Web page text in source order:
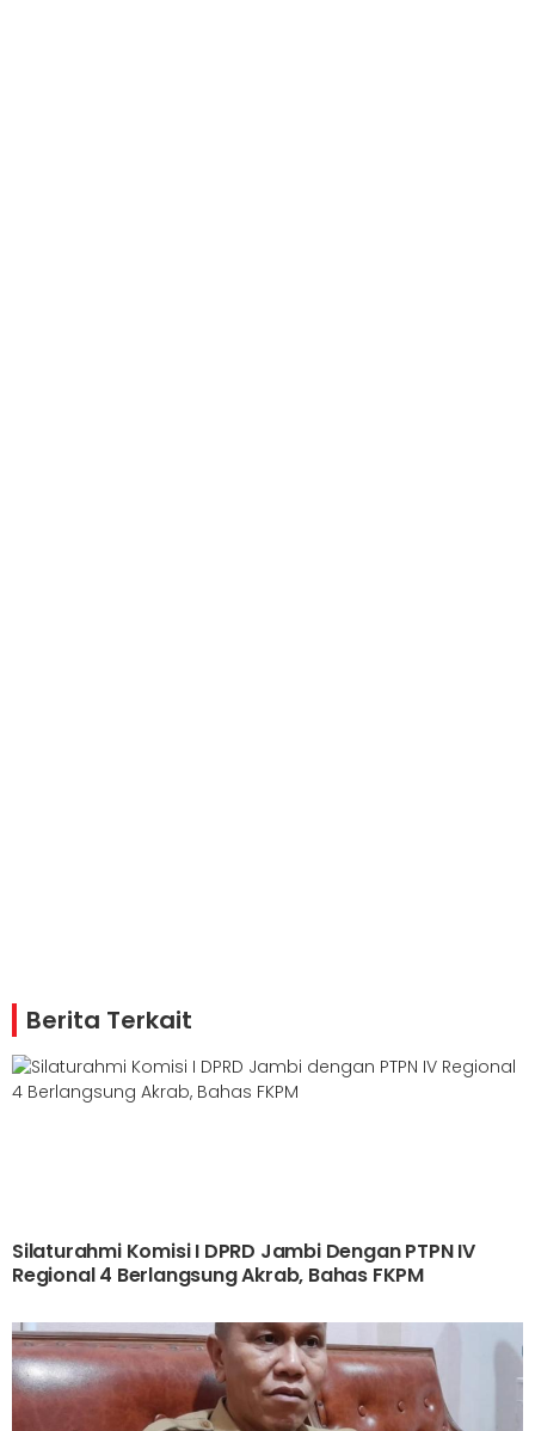
Berita Terkait
Silaturahmi Komisi I DPRD Jambi Dengan PTPN IV
Regional 4 Berlangsung Akrab, Bahas FKPM